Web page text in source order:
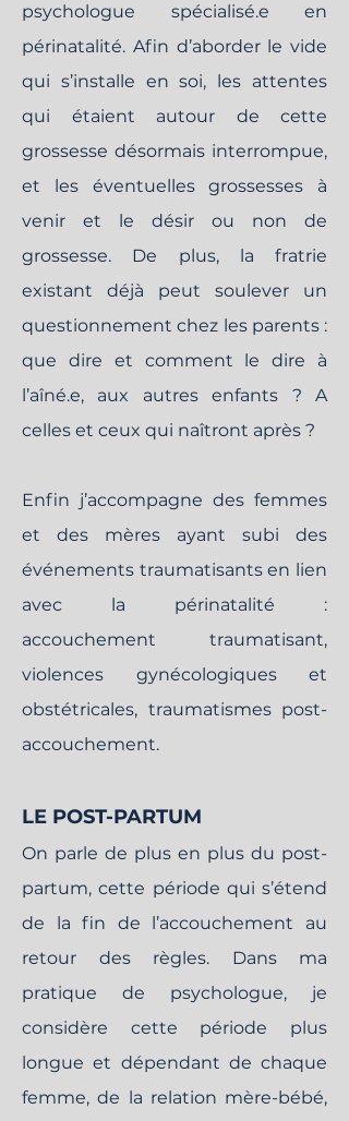
psychologue spécialisé.e en
périnatalité. Afin d’aborder le vide
qui s’installe en soi, les attentes
qui étaient autour de cette
grossesse désormais interrompue,
et les éventuelles grossesses à
venir et le désir ou non de
grossesse. De plus, la fratrie
existant déjà peut soulever un
questionnement chez les parents :
que dire et comment le dire à
l’aîné.e, aux autres enfants ? A
celles et ceux qui naîtront après ?
Enfin j’accompagne des femmes
et des mères ayant subi des
événements traumatisants en lien
avec la périnatalité :
accouchement traumatisant,
violences gynécologiques et
obstétricales, traumatismes post-
accouchement.
LE POST-PARTUM
On parle de plus en plus du post-
partum, cette période qui s’étend
de la fin de l’accouchement au
retour des règles. Dans ma
pratique de psychologue, je
considère cette période plus
longue et dépendant de chaque
femme, de la relation mère-bébé,